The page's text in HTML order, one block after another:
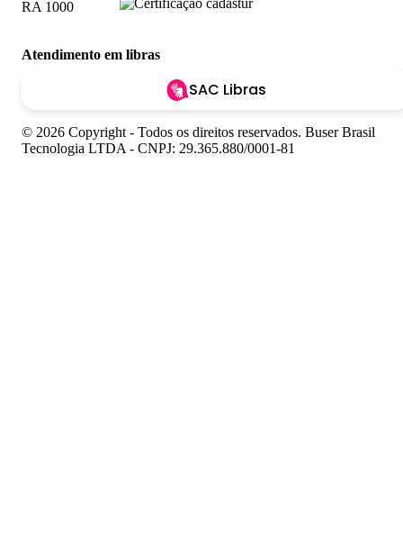
Atendimento em libras
SAC Libras
© 2026 Copyright - Todos os direitos reservados. Buser Brasil
Tecnologia LTDA - CNPJ: 29.365.880/0001-81